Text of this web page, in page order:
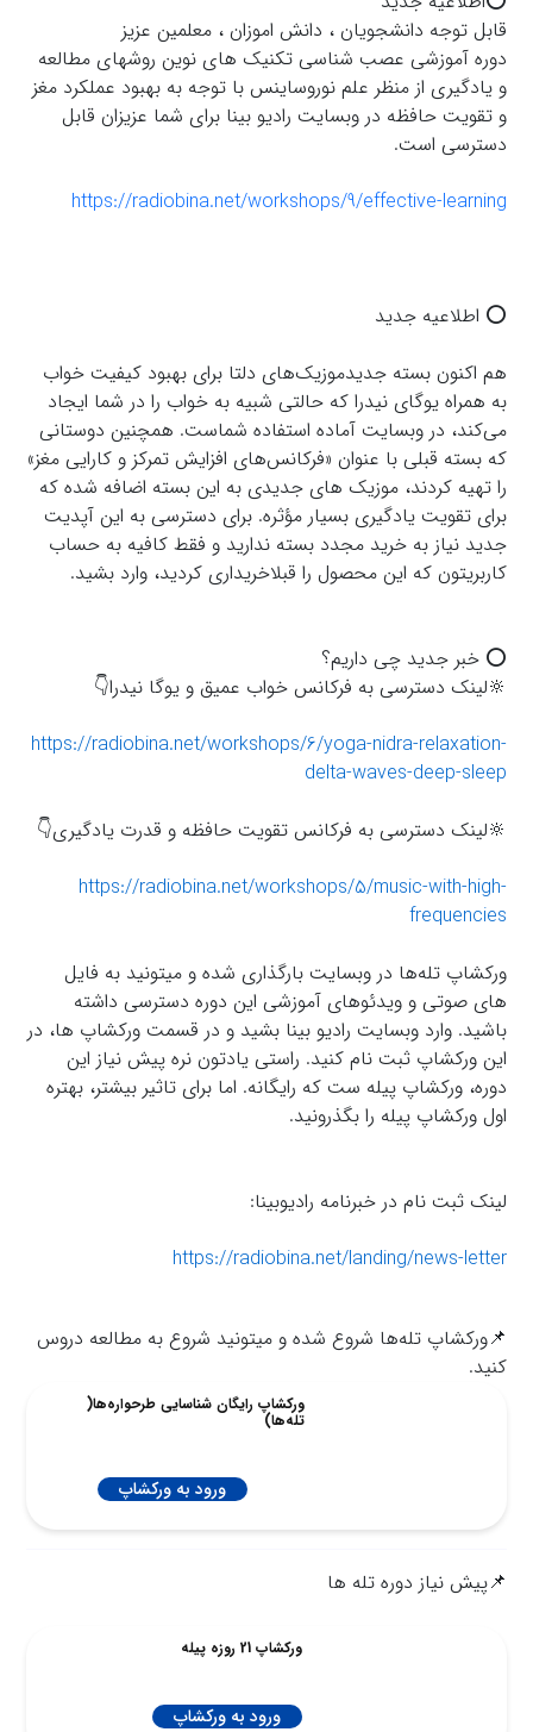
قابل توجه دانشجويان ، دانش اموزان ، معلمين عزيز
دوره آموزشى عصب شناسى تكنيك هاى نوين روشهاى مطالعه
و يادگيرى از منظر علم نوروساينس با توجه به بهبود عملكرد مغز
و تقويت حافظه در وبسايت راديو بينا براى شما عزيزان قابل
دسترسى است.
https://radiobina.net/workshops/9/effective-learning
⭕️ اطلاعیه جدید
هم اکنون بسته جدیدموزیک‌های دلتا برای بهبود کیفیت خواب
به همراه یوگای نیدرا که حالتی شبیه به خواب را در شما ایجاد
می‌کند، در وبسایت آماده استفاده شماست. همچنین دوستانی
که بسته قبلی با عنوان «فرکانس‌های افزایش تمرکز و کارایی مغز»
را تهیه کردند، موزیک های جدیدی به این بسته اضافه شده که
برای تقویت یادگیری بسیار مؤثره. برای دسترسی به این آپدیت
جدید نیاز به خرید مجدد بسته ندارید و فقط کافیه به حساب
کاربریتون که این محصول را قبلاخریداری کردید، وارد بشید.
⭕️ خبر جدید چی داریم؟
🔆لينك دسترسى به فركانس خواب عميق و يوگا نيدرا👇
https://radiobina.net/workshops/6/yoga-nidra-relaxation-
delta-waves-deep-sleep
🔆لينك دسترسى به فركانس تقويت حافظه و قدرت يادگيرى👇
https://radiobina.net/workshops/5/music-with-high-
frequencies
ورکشاپ تله‌ها در وبسایت بارگذاری شده و میتونید به فایل
های صوتی و ویدئوهای آموزشی این دوره دسترسی داشته
باشید. وارد وبسایت رادیو بینا بشید و در قسمت ورکشاپ ها، در
این ورکشاپ ثبت نام کنید. راستی یادتون نره پیش نیاز این
دوره، ورکشاپ پیله ست که رایگانه. اما برای تاثیر بیشتر، بهتره
اول ورکشاپ پیله را بگذرونید.
لینک ثبت نام در خبرنامه رادیوبینا:
https://radiobina.net/landing/news-letter
📌ورکشاپ تله‌ها شروع شده و میتونید شروع به مطالعه دروس
کنید.
ورکشاپ رایگان شناسایی طرحواره‌ها(
تله‌ها)
ورود به ورکشاپ
📌پیش نیاز دوره تله ها
ورکشاپ 21 روزه پیله
ورود به ورکشاپ